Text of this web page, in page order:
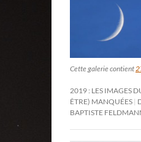
Cette galerie contient
2019 : LES IMAGES
ÊTRE) MANQUÉES
BAPTISTE